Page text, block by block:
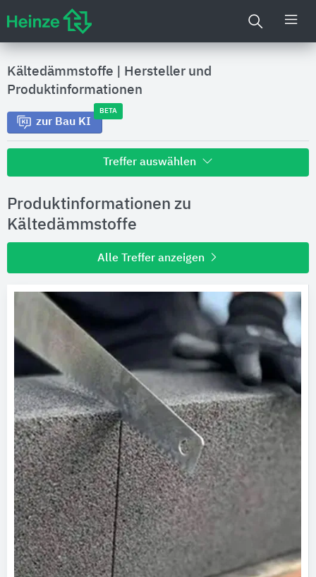
Kältedämmstoffe
Hersteller und
Produktinformationen
zur Bau KI
BETA
Treffer auswählen
Hersteller
Produktinformationen
Produktdaten
Ausschreibungstexte
CAD-Details
Architekturobjekte
Expertenprofile
Produktinformationen zu
Kältedämmstoffe
Alle Treffer anzeigen